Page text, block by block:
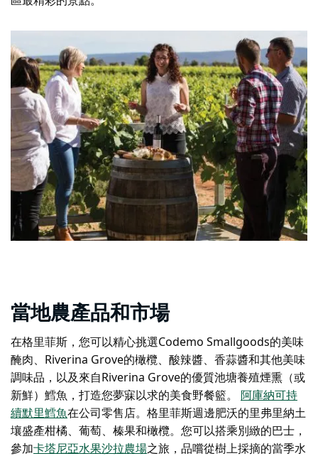
當地農產品和市場
在格里菲斯，您可以精心挑選Codemo Smallgoods的美味
醃肉、Riverina Grove的橄欖、酸辣醬、香蒜醬和其他美味
調味品，以及來自Riverina Grove的優質池塘養殖煙熏（或
新鮮）鱈魚，打造您夢寐以求的美食野餐籃。 阿庫納可持
續默里鱈魚在公司零售店。格里菲斯週邊肥沃的里弗里納土
壤盛產柑橘、葡萄、榛果和橄欖。您可以搭乘別緻的巴士，
參加卡塔尼亞水果沙拉農場之旅，品嚐從樹上採摘的當季水